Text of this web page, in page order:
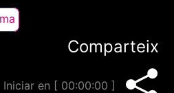
Comparteix
Iniciar en [ 00:00:00 ]